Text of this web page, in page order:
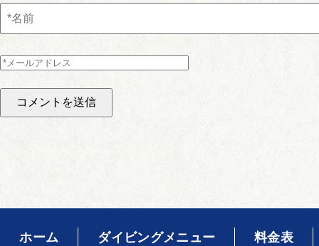
ホーム ダイビングメニュー 料金表